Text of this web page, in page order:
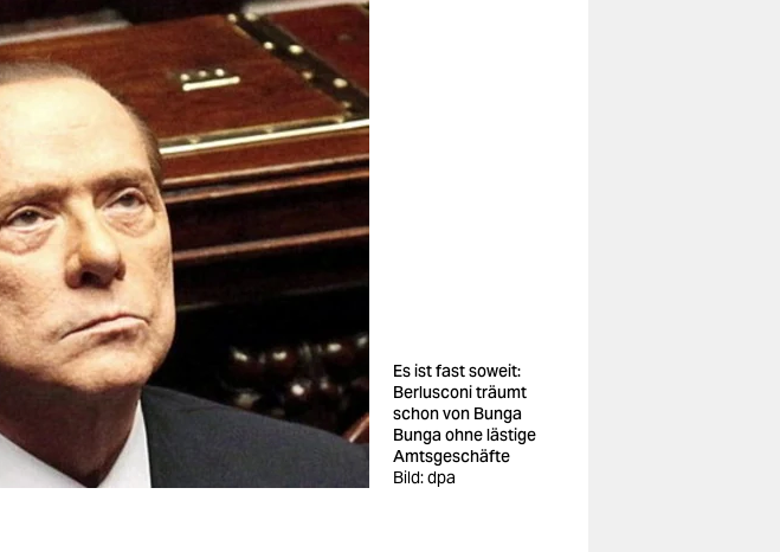
Es ist fast soweit:
Berlusconi träumt
schon von Bunga
Bunga ohne lästige
Amtsgeschäfte
Bild: dpa